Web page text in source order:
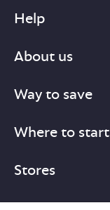
Help
About us
Way to save
Where to start
Stores